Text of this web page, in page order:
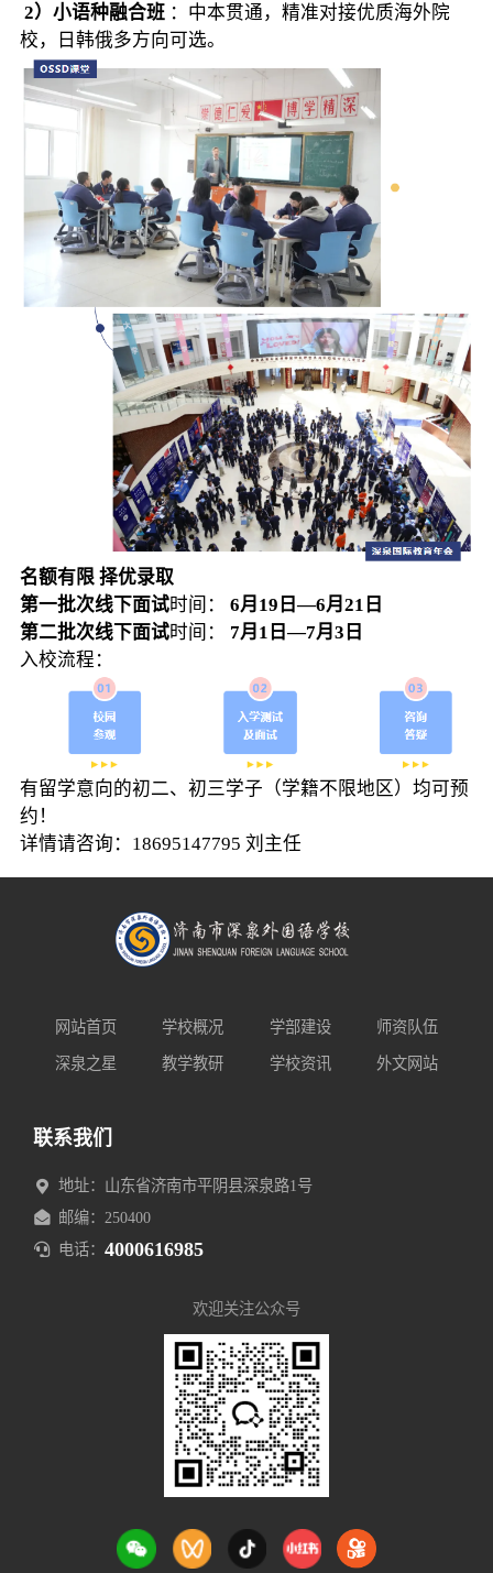
2）小语种融合班 ：中本贯通，精准对接优质海外院
校，日韩俄多方向可选。
名额有限 择优录取
第一批次线下面试时间：
6月19日—6月21日
第二批次线下面试时间：
7月1日—7月3日
入校流程：
有留学意向的初二、初三学子（学籍不限地区）均可预
约！
详情请咨询：18695147795 刘主任
网站首页 学校概况 学部建设 师资队伍
深泉之星 教学教研 学校资讯 外文网站
联系我们
地址：山东省济南市平阴县深泉路1号
邮编：250400
电话： 4000616985
欢迎关注公众号